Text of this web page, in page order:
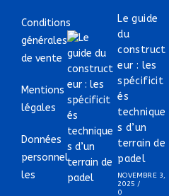
Conditions
générales
de vente
Mentions
légales
Données
personnel
les
Le guide
du
construct
eur : les
spécificit
és
technique
s d’un
terrain de
padel
NOVEMBRE 3,
2025 /
0